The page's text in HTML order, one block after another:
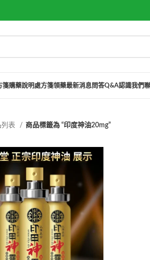
箋購藥說明 處方箋領藥最新消息 問答Q&A認識我們
列表 商品標籤為 “印度神油20mg”